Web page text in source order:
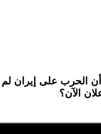
أن الحرب على إيران لم
الآن؟